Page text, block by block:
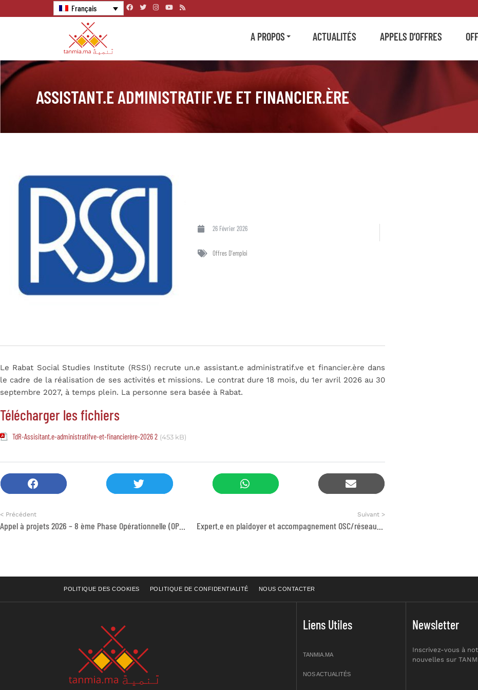
Français
A PROPOS ACTUALITÉS APPELS D’OFFRES
ASSISTANT.E ADMINISTRATIF.VE ET FINANCIER.ÈRE
26 Février 2026
Offres D'emploi
Le Rabat Social Studies Institute (RSSI) recrute un.e assistant.e administratif.ve et financier.ère dans
le cadre de la réalisation de ses activités et missions. Le contrat dure 18 mois, du 1er avril 2026 au 30
septembre 2027, à temps plein. La personne sera basée à Rabat.
Télécharger les fichiers
TdR-Assisitant.e-administratifve-et-financierère-2026 2 (453 kB)
< Précédent
Appel à projets 2026 – 8 ème Phase Opérationnelle (OP8) Projet stratégique de coopération Sud-Sud / Maroc et Afrique Francophone
Suivant >
Expert.e en plaidoyer et accompagnement OSC/réseaux environnementaux
POLITIQUE DES COOKIES POLITIQUE DE CONFIDENTIALITÉ NOUS CONTACTER
Liens Utiles
TANMIA.MA
NOS ACTUALITÉS
Newsletter
Inscrivez-vous à
nouvelles sur